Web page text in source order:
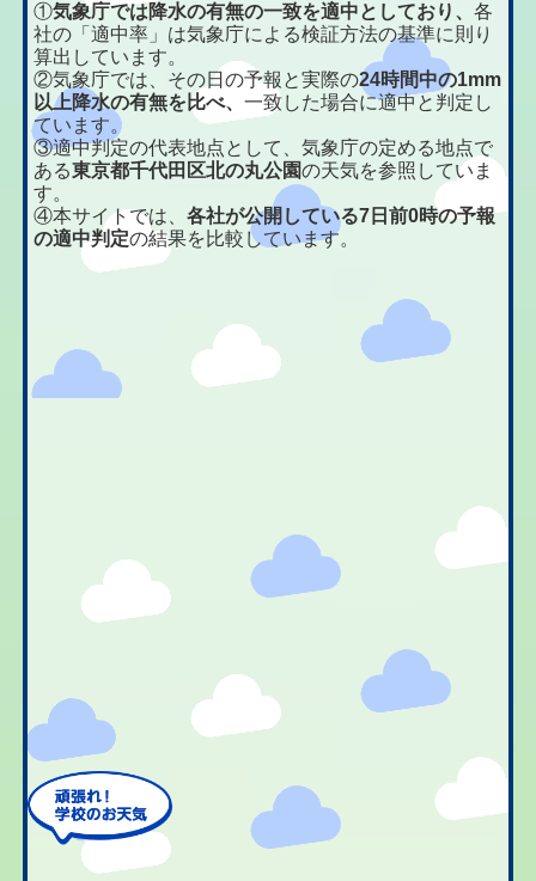
①気象庁では降水の有無の一致を適中としており、各
社の「適中率」は気象庁による検証方法の基準に則り
算出しています。
②気象庁では、その日の予報と実際の24時間中の1mm
以上降水の有無を比べ、一致した場合に適中と判定し
ています。
③適中判定の代表地点として、気象庁の定める地点で
ある東京都千代田区北の丸公園の天気を参照していま
す。
④本サイトでは、各社が公開している7日前0時の予報
の適中判定の結果を比較しています。